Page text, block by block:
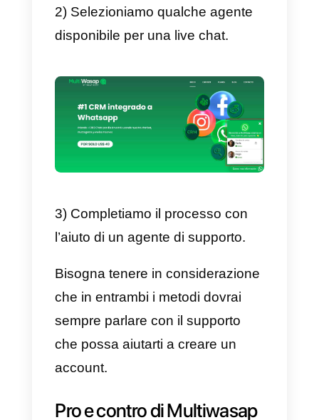
della pagina dove ci vengono
scegliamo quello che ci piace di
più e clicchiamo sulpulsante di
acquisto
3) Infine, dovremo solo effettuare
procedura di registrazione.